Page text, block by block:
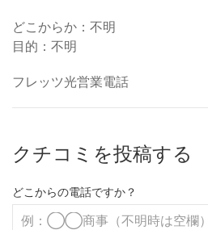
どこからか：不明
目的：不明
フレッツ光営業電話
クチコミを投稿する
どこからの電話ですか？